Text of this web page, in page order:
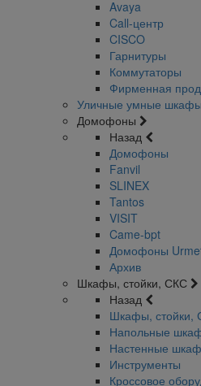
Avaya
Call-центр
CISCO
Гарнитуры
Коммутаторы
Фирменная
Уличные умные шкафы
Домофоны
Назад
Домофоны
Fanvil
SLINEX
Tantos
VISIT
Came-bpt
Домофоны
Архив
Шкафы, стойки, СКС
Назад
Шкафы, стойки,
Напольные
Настенные
Инструменты
Кроссовое